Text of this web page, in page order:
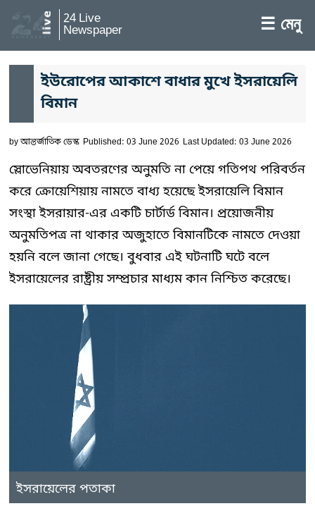
24 Live
Newspaper ☰ মেনু
ইউরোপের আকাশে বাধার মুখে ইসরায়েলি
বিমান
byআন্তর্জাতিক ডেস্ক Published: 03 June 2026 Last Updated: 03 June 2026
স্লোভেনিয়ায় অবতরণের অনুমতি না পেয়ে গতিপথ পরিবর্তন
করে ক্রোয়েশিয়ায় নামতে বাধ্য হয়েছে ইসরায়েলি বিমান
সংস্থা ইসরায়ার-এর একটি চার্টার্ড বিমান। প্রয়োজনীয়
অনুমতিপত্র না থাকার অজুহাতে বিমানটিকে নামতে দেওয়া
হয়নি বলে জানা গেছে। বুধবার এই ঘটনাটি ঘটে বলে
ইসরায়েলের রাষ্ট্রীয় সম্প্রচার মাধ্যম কান নিশ্চিত করেছে।
ইসরায়েলের পতাকা